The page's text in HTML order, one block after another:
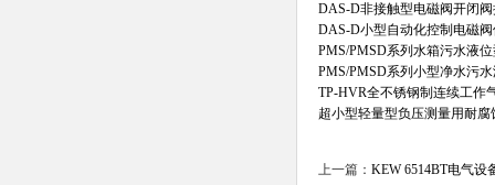
DAS-D非接触型电磁阀开闭
DAS-D小型自动化控制电磁
PMS/PMSD系列水箱污水液
PMS/PMSD系列小型净水污
TP-HVR全不锈钢制连续工作
超小型轻量型负压测量用耐腐
上一篇： KEW 6514BT电气设